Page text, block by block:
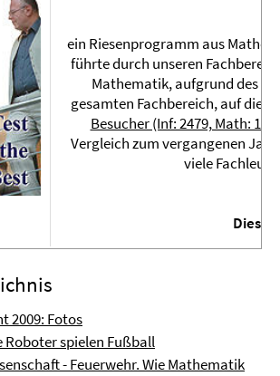
ein Riesenprogramm aus
führte durch unseren
Mathematik, aufgrund des
gesamten Fachbereich, auf die
Besucher (Inf: 2479, Math:
Vergleich zum vergangenen
viele
Dies
2009: Fotos
Roboter spielen Fußball
- Feuerwehr. Wie Mathematik